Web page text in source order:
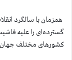
همزمان با سالگرد
گسترده‌ای را علیه
کشورهای مختلف جهان